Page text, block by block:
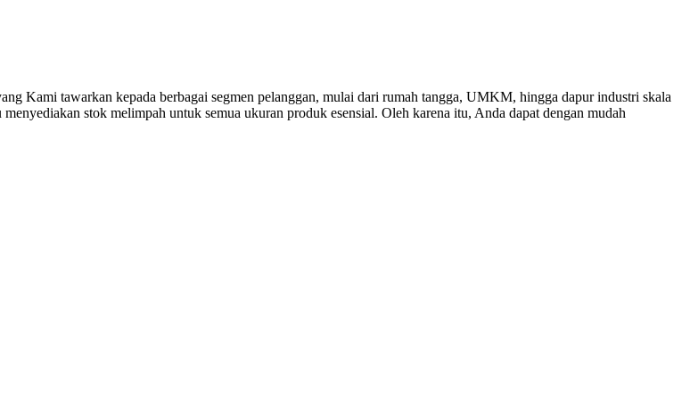
Kami tawarkan kepada berbagai segmen pelanggan, mulai dari rumah tangga, UMKM, hingga dapur industri skala
stok melimpah untuk semua ukuran produk esensial. Oleh karena itu, Anda dapat dengan mudah